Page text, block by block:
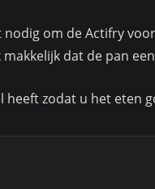
om de Actifry
dat de pan
heeft zodat u het eten